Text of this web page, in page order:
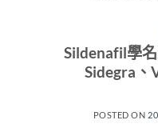
Sildenafil學
Sidegra、
POSTED ON